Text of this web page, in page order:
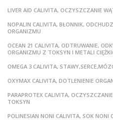
LIVER AID CALIVITA, OCZYSZCZANIE
NOPALIN CALIVITA, BŁONNIK,
ORGANIZMU
OCEAN 21 CALIVITA, ODTRUWANIE,
ORGANIZMU Z TOKSYN I METALI
OMEGA 3 CALIVITA,
OXYMAX CALIVITA, DOTLENIENIE
PARAPROTEX CALIVITA,
TOKSYN
POLINESIAN NONI CALIVITA, SOK NONI